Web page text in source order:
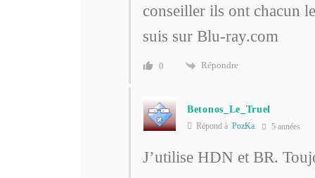
conseiller ils ont chacun
suis sur Blu-ray.com
0 Répondre
Betonos_Le_Truel
Répond à PozKa 5 années
J’utilise HDN et BR.